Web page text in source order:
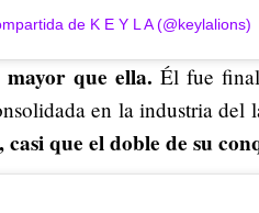
de K E Y L A (@keylalions)
que ella. Él fue
en la industria del
que el doble de su